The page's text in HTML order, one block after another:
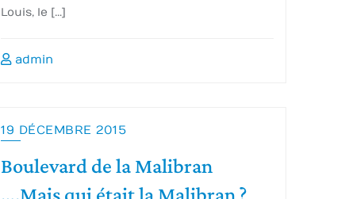
Louis, le […]
admin
19 DÉCEMBRE 2015
Boulevard de la Malibran